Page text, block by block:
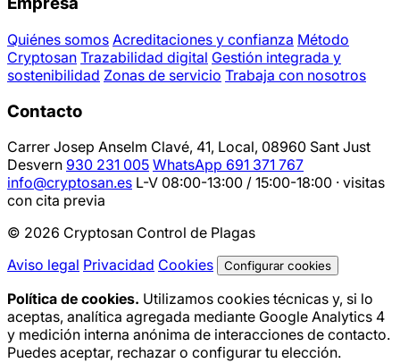
Quiénes somos Acreditaciones y confianza Método
Cryptosan Trazabilidad digital Gestión integrada y
sostenibilidad Zonas de servicio Trabaja con nosotros
Contacto
Carrer Josep Anselm Clavé, 41, Local, 08960 Sant Just
Desvern 930 231 005 WhatsApp 691 371 767
info@cryptosan.es L-V 08:00-13:00 / 15:00-18:00 · visitas
con cita previa
© 2026 Cryptosan Control de Plagas
Aviso legal Privacidad Cookies Configurar cookies
Política de cookies. Utilizamos cookies técnicas y, si lo
aceptas, analítica agregada mediante Google Analytics 4
y medición interna anónima de interacciones de contacto.
Puedes aceptar, rechazar o configurar tu elección.